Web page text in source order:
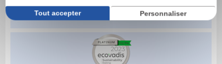
Tout accepter Personnaliser